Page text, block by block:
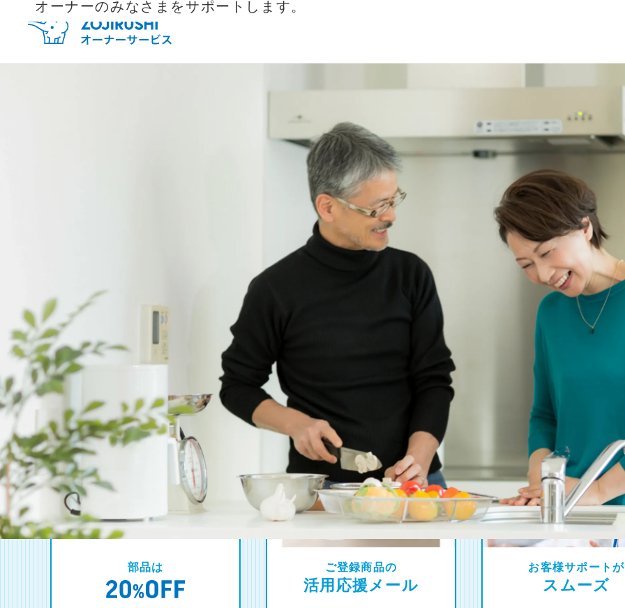
オーナーのみなさまをサポートします。
毎月抽選で 名様に 円分のQUOカードプレ
新規会員登録（無料） ログイン
※新規会員登録または追加製品登録をいただいた方が対象です
※オーナーサービスは日本国内にお住まいの個人の方向けサービスとなりま
オーナー限定！ つの登録特典
部品は ご登録商品の
活用応援メール
お客様サポートが
スムーズ